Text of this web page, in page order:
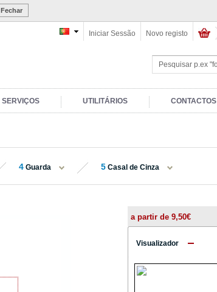
Fechar
Novo registo
Iniciar Sessão
SERVIÇOS UTILITÁRIOS CONTACTOS
4 Guarda 5 Casal de Cinza
a partir de 9,50€
Visualizador